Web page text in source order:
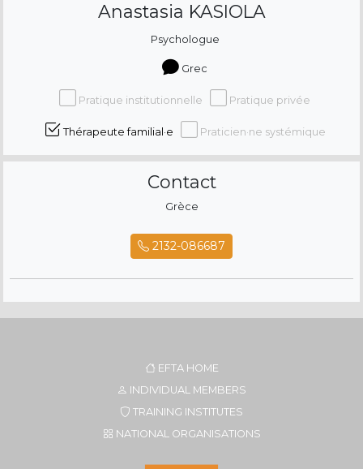
Anastasia KASIOLA
Psychologue
Grec
Pratique institutionnelle Pratique privée
Thérapeute familial·e Praticien·ne systémique
Contact
Grèce
2132-086687
EFTA HOME
INDIVIDUAL MEMBERS
TRAINING INSTITUTES
NATIONAL ORGANISATIONS